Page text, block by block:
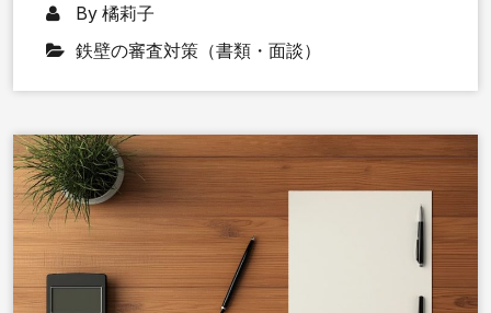
By 橘莉子
鉄壁の審査対策（書類・面談）